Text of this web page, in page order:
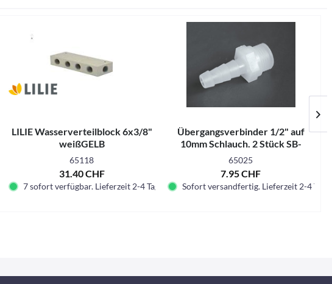
LILIE Wasserverteilblock 6x3/8"
weißGELB
65118
31.40 CHF
7 sofort verfügbar. Lieferzeit 2-4 Tage.
Übergangsverbinder 1/2" auf
10mm Schlauch. 2 Stück SB-
verpackt
65025
7.95 CHF
Sofort versandfertig. Lieferzeit 2-4 Tage.